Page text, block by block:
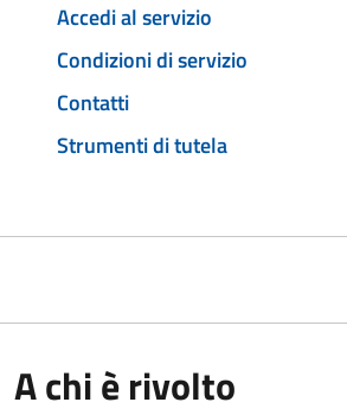
Accedi al servizio
Condizioni di servizio
Contatti
Strumenti di tutela
A chi è rivolto